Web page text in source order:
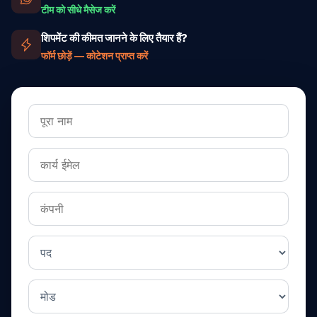
टीम को सीधे मैसेज करें
शिपमेंट की कीमत जानने के लिए तैयार हैं?
फॉर्म छोड़ें — कोटेशन प्राप्त करें